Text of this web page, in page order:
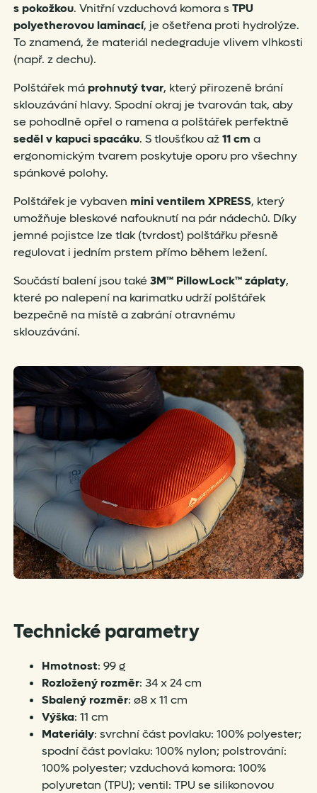
s pokožkou. Vnitřní vzduchová komora s TPU
polyetherovou laminací, je ošetřena proti hydrolýze.
To znamená, že materiál nedegraduje vlivem vlhkosti
(např. z dechu).
Polštářek má prohnutý tvar, který přirozeně brání
sklouzávání hlavy. Spodní okraj je tvarován tak, aby
se pohodlně opřel o ramena a polštářek perfektně
seděl v kapuci spacáku. S tloušťkou až11cm a
ergonomickým tvarem poskytuje oporu pro všechny
spánkové polohy.
Polštářek je vybaven mini ventilem XPRESS, který
umožňuje bleskové nafouknutí na pár nádechů. Díky
jemné pojistce lze tlak (tvrdost) polštářku přesně
regulovat i jedním prstem přímo během ležení.
Součástí balení jsou také3M™ PillowLock™ záplaty,
které po nalepení na karimatku udrží polštářek
bezpečně na místě a zabrání otravnému
sklouzávání.
Technické parametry
Hmotnost: 99 g
Rozložený rozměr: 34 x 24 cm
Sbalený rozměr: ø8 x 11 cm
Výška: 11 cm
Materiály: svrchní část povlaku: 100% polyester;
spodní část povlaku: 100% nylon; polstrování:
100% polyester; vzduchová komora: 100%
polyuretan (TPU); ventil: TPU se silikonovou